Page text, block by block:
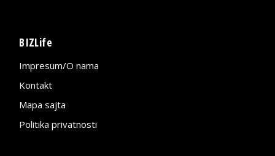
BIZLife
Impresum/O nama
Kontakt
Mapa sajta
Politika privatnosti